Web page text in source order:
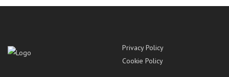
Privacy Policy
Cookie Policy